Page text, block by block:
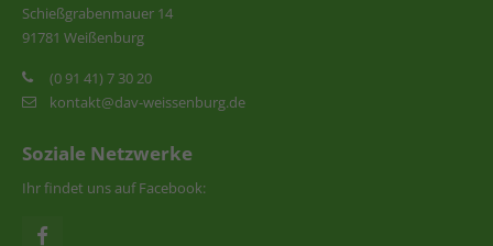
Schießgrabenmauer 14
91781 Weißenburg
(0 91 41) 7 30 20
kontakt@dav-weissenburg.de
Soziale Netzwerke
Ihr findet uns auf Facebook: